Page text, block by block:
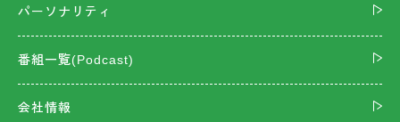
パーソナリティ
番組一覧(Podcast)
会社情報